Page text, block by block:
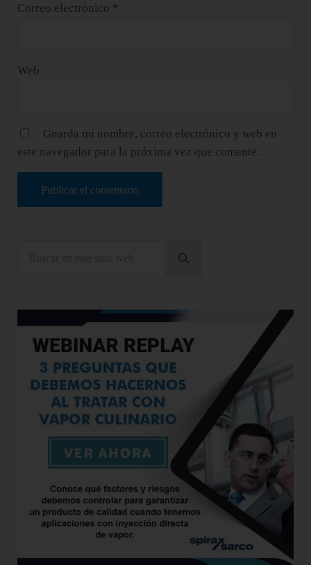
Correo electrónico *
Web
Guarda mi nombre, correo electrónico y web en
este navegador para la próxima vez que comente.
Enviar búsqueda